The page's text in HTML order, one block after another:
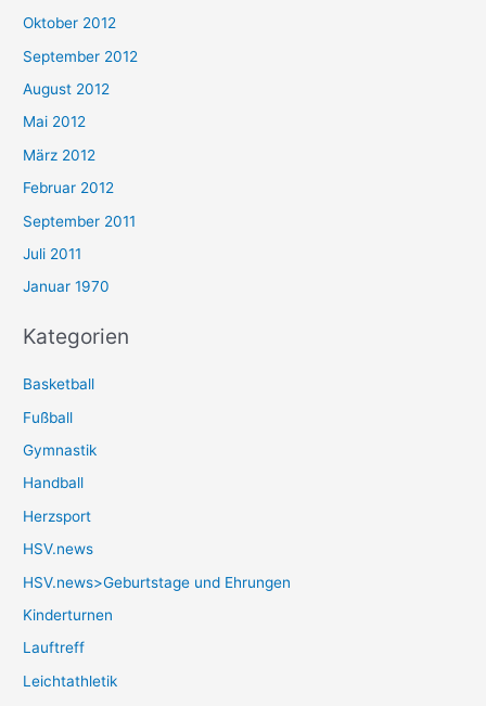
Oktober 2012
September 2012
August 2012
Mai 2012
März 2012
Februar 2012
September 2011
Juli 2011
Januar 1970
Kategorien
Basketball
Fußball
Gymnastik
Handball
Herzsport
HSV.news
HSV.news>Geburtstage und Ehrungen
Kinderturnen
Lauftreff
Leichtathletik